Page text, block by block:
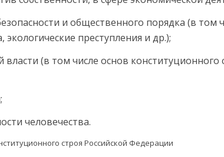
и общественного порядка (в том
преступления и др.);
власти (в том числе основ
челове­чества.